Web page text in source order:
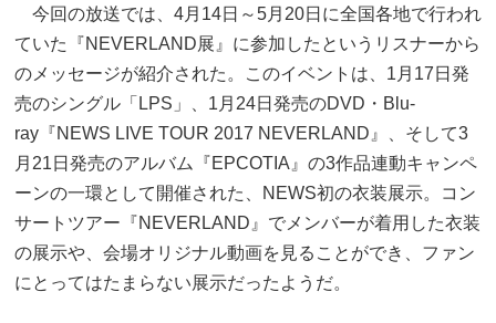
今回の放送では、4月14日～5月20日に全国各地で行われ
ていた『NEVERLAND展』に参加したというリスナーから
のメッセージが紹介された。このイベントは、1月17日発
売のシングル「LPS」、1月24日発売のDVD・Blu-
ray『NEWS LIVE TOUR 2017 NEVERLAND』、そして3
月21日発売のアルバム『EPCOTIA』の3作品連動キャンペ
ーンの一環として開催された、NEWS初の衣装展示。コン
サートツアー『NEVERLAND』でメンバーが着用した衣装
の展示や、会場オリジナル動画を見ることができ、ファン
にとってはたまらない展示だったようだ。